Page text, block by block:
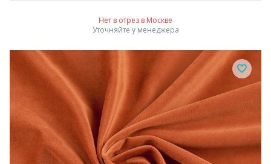
Нет в отрез в Москве
Уточняйте у менеджера